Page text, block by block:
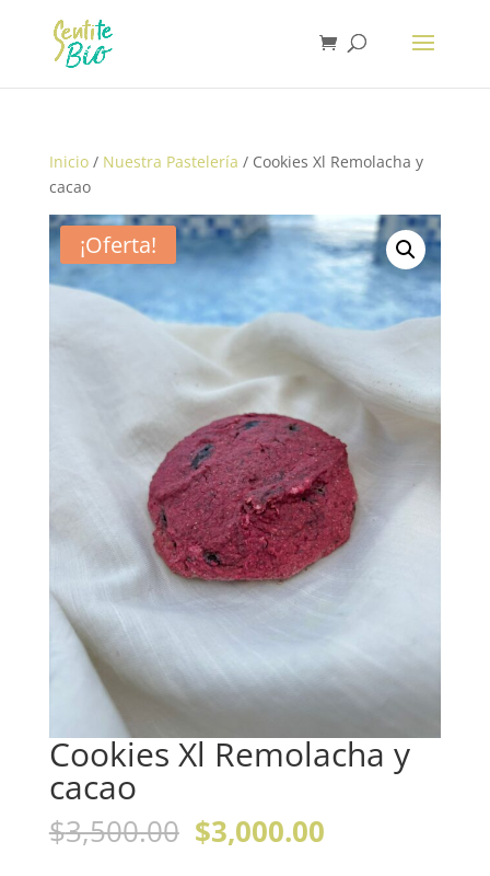
Inicio/ Nuestra Pastelería / Cookies Xl Remolacha y
cacao
¡Oferta!
Cookies Xl Remolacha y
cacao
$3,500.00 El
precio
$3,000.00El